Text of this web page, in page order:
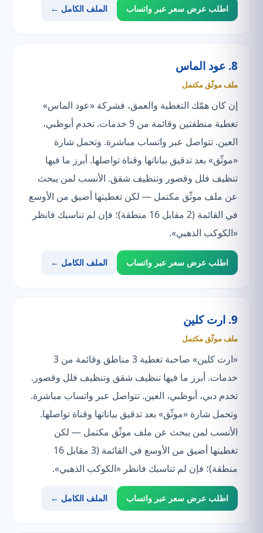
اطلب عرض سعر عبر واتساب الملف الكامل ←
8. عود الماس
ملف موثّق مكتمل
إن كان همّك التغطية والعمق، فشركة «عود الماس»
تغطية منطقتين وقائمة من 9 خدمات. تخدم أبوظبي،
العين. تتواصل عبر واتساب مباشرة. وتحمل شارة
«موثّق» بعد تدقيق بياناتها وقناة تواصلها. أبرز ما فيها
تنظيف فلل وقصور وتنظيف شقق. الأنسب لمن يبحث
عن ملف موثّق مكتمل — لكن تغطيتها أضيق من الأوسع
في القائمة (2 مقابل 16 منطقة)؛ فإن لم تناسبك فانظر
«الكوكب الذهبي».
اطلب عرض سعر عبر واتساب الملف الكامل ←
9. ارت كلين
ملف موثّق مكتمل
«ارت كلين» صاحبة تغطية 3 مناطق وقائمة من 3
خدمات. أبرز ما فيها تنظيف شقق وتنظيف فلل وقصور.
تخدم دبي، أبوظبي، العين. تتواصل عبر واتساب مباشرة.
وتحمل شارة «موثّق» بعد تدقيق بياناتها وقناة تواصلها.
الأنسب لمن يبحث عن ملف موثّق مكتمل — لكن
تغطيتها أضيق من الأوسع في القائمة (3 مقابل 16
منطقة)؛ فإن لم تناسبك فانظر «الكوكب الذهبي».
اطلب عرض سعر عبر واتساب الملف الكامل ←